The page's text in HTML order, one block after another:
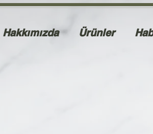
Hakkımızda Ürünler